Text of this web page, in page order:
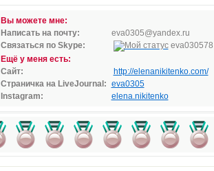
Вы можете мне:
Написать на почту:
eva0305@yandex.ru
Связаться по Skype:
eva030578
Ещё у меня есть:
Сайт:
http://elenanikitenko.com/
Страничка на LiveJournal: eva0305
Instagram:
elena.nikitenko